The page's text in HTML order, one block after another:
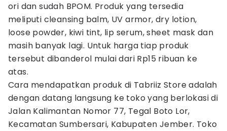
ori dan sudah BPOM. Produk yang tersedia
meliputi cleansing balm, UV armor, dry lotion,
loose powder, kiwi tint, lip serum, sheet mask dan
masih banyak lagi. Untuk harga tiap produk
tersebut dibanderol mulai dari Rp15 ribuan ke
atas.
Cara mendapatkan produk di Tabriiz Store adalah
dengan datang langsung ke toko yang berlokasi di
Jalan Kalimantan Nomor 77, Tegal Boto Lor,
Kecamatan Sumbersari, Kabupaten Jember. Toko